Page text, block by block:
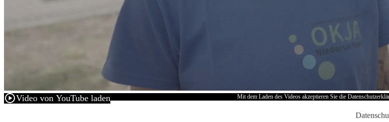
Mit dem Laden des Videos akzeptieren Sie die
play_circleVideo von YouTube laden